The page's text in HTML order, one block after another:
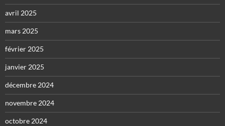
avril 2025
mars 2025
février 2025
janvier 2025
décembre 2024
novembre 2024
octobre 2024